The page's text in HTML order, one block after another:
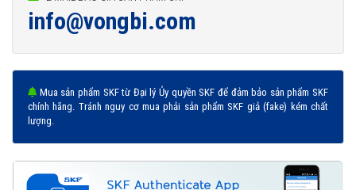
info@vongbi.com
Mua sản phẩm SKF từ Đại lý Ủy quyền SKF để đảm bảo sản phẩm SKF
chính hãng. Tránh nguy cơ mua phải sản phẩm SKF giả (fake) kém chất
lượng.